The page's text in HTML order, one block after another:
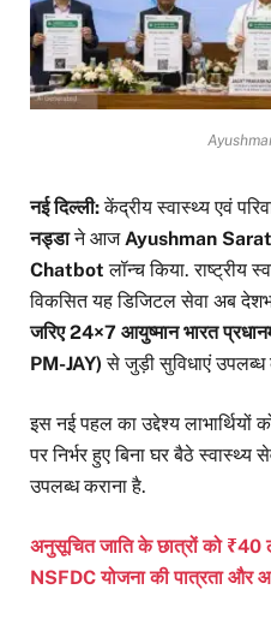
नई दिल्ली:केंद्रीय स्वास्थ्य एवं
नड्डाने आजAyushman
Chatbot लॉन्च किया. राष्ट्रीय
विकसित यह डिजिटल सेवा अब
जरिए 24×7 आयुष्मान भारत
PM-JAY) से जुड़ी सुविधाएं उपलब्ध
इस नई पहल का उद्देश्य लाभार्थियों
पर निर्भर हुए बिना घर बैठे
उपलब्ध कराना है.
अनुसूचित जाति के छात्रों को
NSFDC योजना की पात्रता और